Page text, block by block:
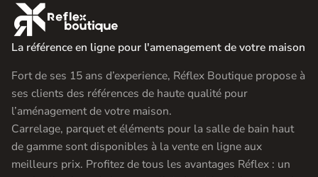

La référence en ligne pour l'amenagement de votre maison
Fort de ses 15 ans d’experience, Réflex Boutique propose à
ses clients des références de haute qualité pour
l’aménagement de votre maison.
Carrelage, parquet et éléments pour la salle de bain haut
de gamme sont disponibles à la vente en ligne aux
meilleurs prix. Profitez de tous les avantages Réflex : un